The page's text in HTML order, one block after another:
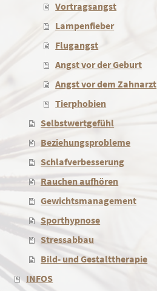
Vortragsangst
Lampenfieber
Flugangst
Angst vor der Geburt
Angst vor dem Zahnarzt
Tierphobien
Selbstwertgefühl
Beziehungsprobleme
Schlafverbesserung
Rauchen aufhören
Gewichtsmanagement
Sporthypnose
Stressabbau
Bild- und Gestalttherapie
INFOS